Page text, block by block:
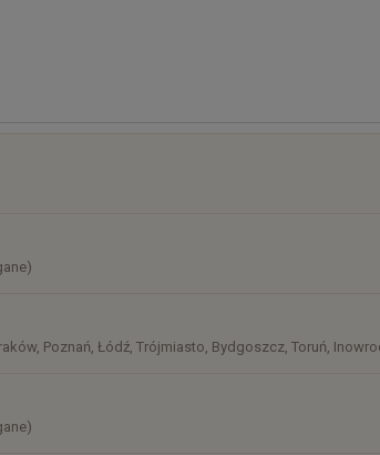
kosztów
Poznań, Łódź, Trójmiasto, Bydgoszcz, Toruń,